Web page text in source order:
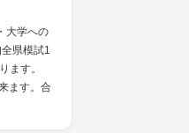
大学への
県模試1
ます。
ます。合